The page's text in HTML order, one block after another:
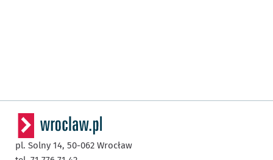
pl. Solny 14, 50-062 Wrocław